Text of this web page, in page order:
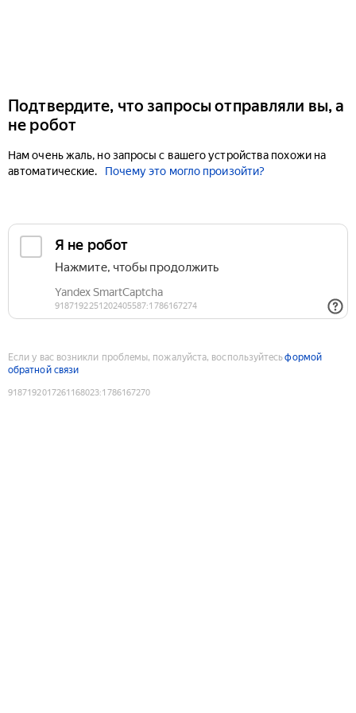
Подтвердите, что запросы отправляли вы, а
не робот
Нам очень жаль, но запросы с вашего устройства похожи на
автоматические.
Почему это могло произойти?
Если у вас возникли проблемы, пожалуйста, воспользуйтесьформой
обратной связи
9187192017261168023:1786167270